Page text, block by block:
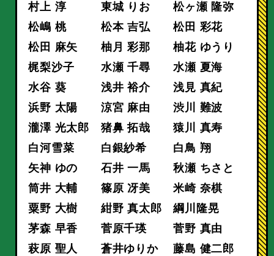
村上 淳
東城 りお
松ヶ瀬 隆弥
松嶋 桃
松本 吉弘
松田 彩花
松田 麻矢
柚月 彩那
柚花 ゆうり
梶梨沙子
水瀬 千尋
水瀬 夏海
水谷 葵
浅井 裕介
浅見 真紀
浜野 太陽
涼宮 麻由
渋川 難波
瀧澤 光太郎
猪鼻 拓哉
猿川 真寿
白河雪菜
白銀紗希
白鳥 翔
矢神 ゆの
石井 一馬
秋瀬 ちさと
筒井 大輔
篠原 冴美
米崎 奈棋
粟野 大樹
紺野 真太郎
綱川隆晃
茅森 早香
菅原千瑛
菅野 真由
萩原 聖人
蒼井ゆりか
藤島 健二郎